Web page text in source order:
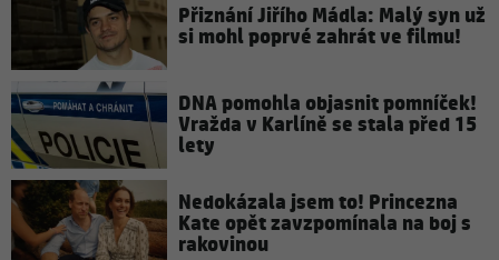
Přiznání Jiřího Mádla: Malý syn už
si mohl poprvé zahrát ve filmu!
DNA pomohla objasnit pomníček!
Vražda v Karlíně se stala před 15
lety
Nedokázala jsem to! Princezna
Kate opět zavzpomínala na boj s
rakovinou